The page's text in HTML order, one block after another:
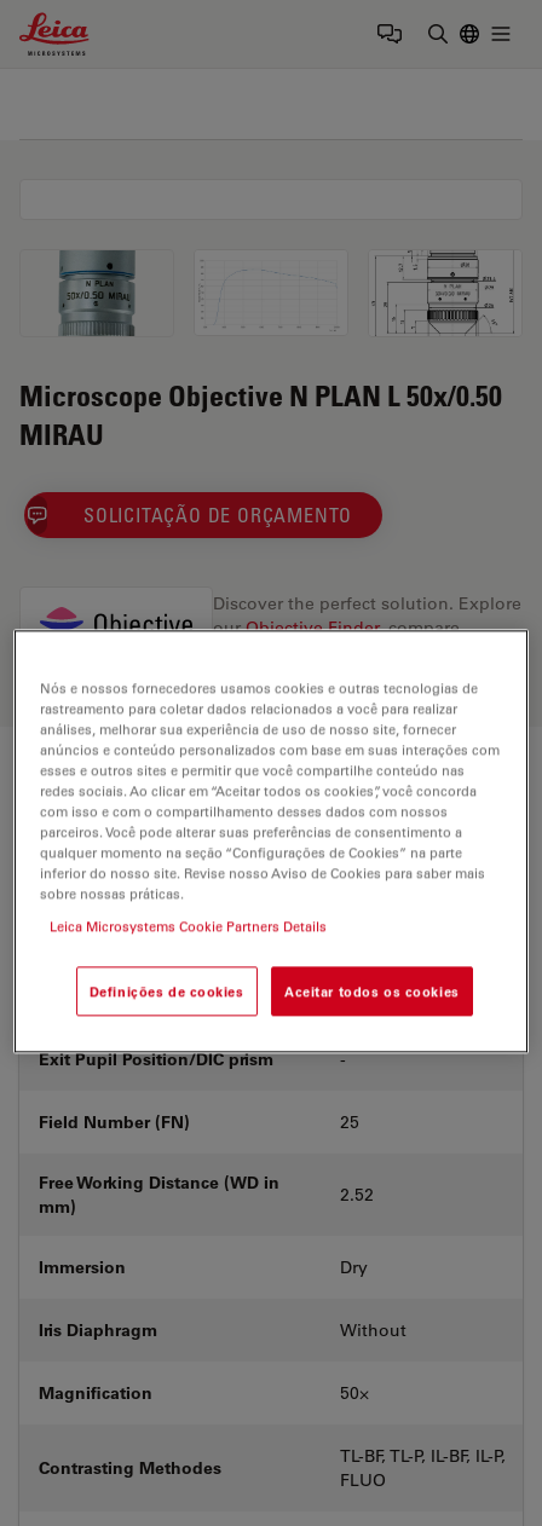
Leica Microsystems Logo
Microscope Objective N PLAN L 50x/0.50
MIRAU
SOLICITAÇÃO DE ORÇAMENTO
Discover the perfect solution. Explore
ourObjective Finder, compare
Technical Specs
Product Number 11532672
Correction Ring (CORR)
Coverglass Without
Exit Pupil Position/DIC prism -
Field Number (FN) 25
Free Working Distance (WD in
mm)
2.52
Immersion Dry
Iris Diaphragm Without
Magnification 50⨉
Contrasting Methodes
TL-BF, TL-P, IL-BF, IL-P,
FLUO
Nós e nossos fornecedores usamos cookies e outras tecnologias de
rastreamento para coletar dados relacionados a você para realizar
análises, melhorar sua experiência de uso de nosso site, fornecer
anúncios e conteúdo personalizados com base em suas interações com
esses e outros sites e permitir que você compartilhe conteúdo nas
redes sociais. Ao clicar em “Aceitar todos os cookies”, você concorda
com isso e com o compartilhamento desses dados com nossos
parceiros. Você pode alterar suas preferências de consentimento a
qualquer momento na seção “Configurações de Cookies” na parte
inferior do nosso site. Revise nosso Aviso de Cookies para saber mais
sobre nossas práticas.
Leica Microsystems Cookie Partners Details
Definições de cookies Aceitar todos os cookies